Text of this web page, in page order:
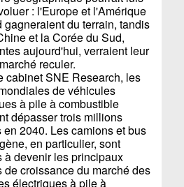
: l'Europe et l'Amérique
gagneraient du terrain, tandis
et la Corée du Sud,
aujourd'hui, verraient leur
reculer.
cabinet SNE Research, les
de véhicules
à pile à combustible
dépasser trois millions
en 2040. Les camions et bus
en particulier, sont
à devenir les principaux
de croissance du marché des
électriques à pile à